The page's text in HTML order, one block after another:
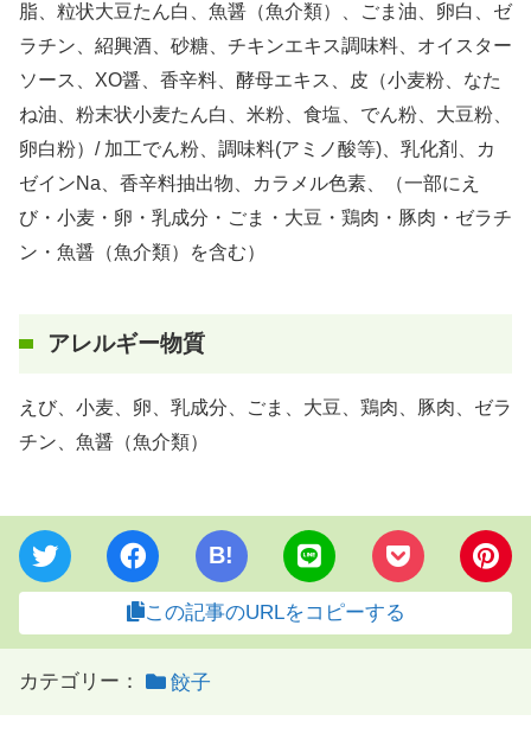
脂、粒状大豆たん白、魚醤（魚介類）、ごま油、卵白、ゼ
ラチン、紹興酒、砂糖、チキンエキス調味料、オイスター
ソース、XO醤、香辛料、酵母エキス、皮（小麦粉、なた
ね油、粉末状小麦たん白、米粉、食塩、でん粉、大豆粉、
卵白粉）/ 加工でん粉、調味料(アミノ酸等)、乳化剤、カ
ゼインNa、香辛料抽出物、カラメル色素、（一部にえ
び・小麦・卵・乳成分・ごま・大豆・鶏肉・豚肉・ゼラチ
ン・魚醤（魚介類）を含む）
アレルギー物質
えび、小麦、卵、乳成分、ごま、大豆、鶏肉、豚肉、ゼラ
チン、魚醤（魚介類）
B!
この記事のURLをコピーする
カテゴリー： 餃子